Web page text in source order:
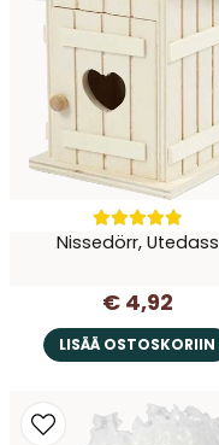
Nissedörr, Utedass
€ 4,92
LISÄÄ OSTOSKORIIN